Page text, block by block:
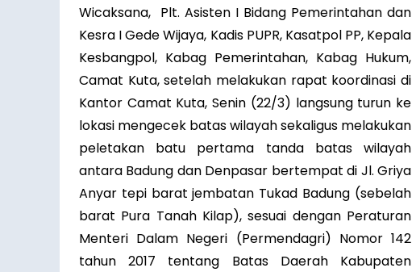
Wicaksana, Plt. Asisten I Bidang Pemerintahan dan
Kesra I Gede Wijaya, Kadis PUPR, Kasatpol PP, Kepala
Kesbangpol, Kabag Pemerintahan, Kabag Hukum,
Camat Kuta, setelah melakukan rapat koordinasi di
Kantor Camat Kuta, Senin (22/3) langsung turun ke
lokasi mengecek batas wilayah sekaligus melakukan
peletakan batu pertama tanda batas wilayah
antara Badung dan Denpasar bertempat di Jl. Griya
Anyar tepi barat jembatan Tukad Badung (sebelah
barat Pura Tanah Kilap), sesuai dengan Peraturan
Menteri Dalam Negeri (Permendagri) Nomor 142
tahun 2017 tentang Batas Daerah Kabupaten